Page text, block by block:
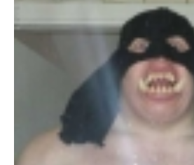
Rage Face
SMS & Autocorrect
Tegninger
Bedst bedømte
Flest visninger
Mest delte